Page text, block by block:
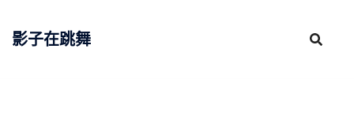
影子在跳舞